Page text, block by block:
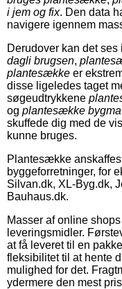
i jem og fix. Den data
navigere igennem
Derudover kan det
dagli brugsen,
plantesække er
disse ligeledes taget
søgeudtrykkene
og plantesække bygma
skuffede dig med de
kunne bruges.
Plantesække
byggeforretninger, for
Silvan.dk, XL-Byg.dk,
Bauhaus.dk.
Masser af online
leveringsmidler.
at få leveret til en
fleksibilitet til at hente
mulighed for det.
ydermere den mest